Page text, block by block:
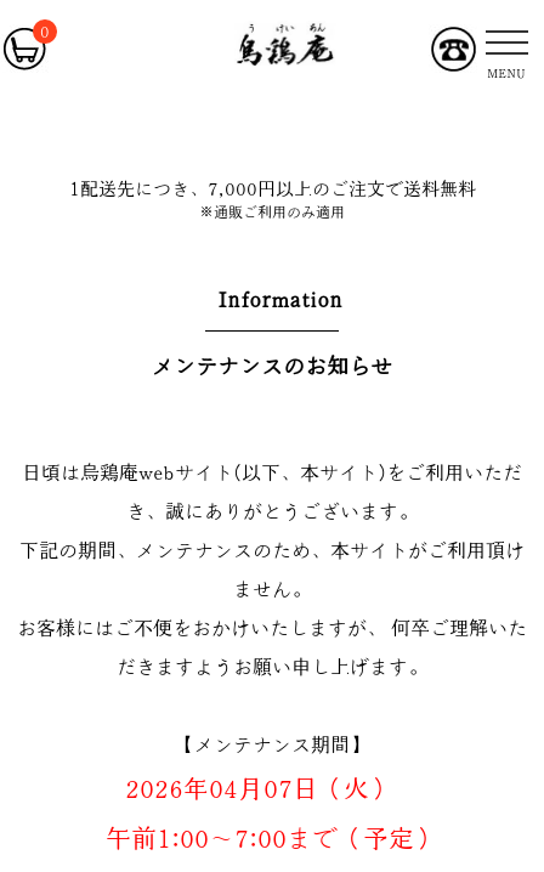
0
MENU
1配送先につき、7,000円以上のご注文で送料無料
※通販ご利用のみ適用
Information
メンテナンスのお知らせ
日頃は烏鶏庵webサイト(以下、本サイト)をご利用いただ
き、誠にありがとうございます。
下記の期間、メンテナンスのため、本サイトがご利用頂け
ません。
お客様にはご不便をおかけいたしますが、 何卒ご理解いた
だきますようお願い申し上げます。
【メンテナンス期間】
2026年04月07日（火）
午前1:00～7:00まで（予定）